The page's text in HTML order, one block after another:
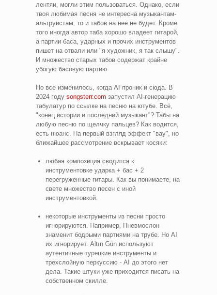
лентяи, могли этим пользоваться. Однако, если
твоя любимая песня не интересна музыкантам-
альтруистам, то и табов на нее не будет. Кроме
того иногда автор таба хорошо владеет гитарой,
а партии баса, ударных и прочих инструментов
пишет на отвали или "я художник, я так слышу".
И множество старых табов содержат крайне
убогую басовую партию.
Но все изменилось, когда AI проник и сюда. В
2024 году songsterr.com запустил AI-генерацию
табулатур по ссылке на песню на ютубе. Всё,
"конец истории и последний музыкант"? Табы на
любую песню по щелчку пальцев? Как водится,
есть нюанс. На первый взгляд эффект "вау", но
ближайшее рассмотрение вскрывает косяки:
любая композиция сводится к
инструментовке ударка + бас + 2
перегруженные гитары. Как вы понимаете, на
свете множество песен с иной
инструментовкой.
некоторые инструменты из песни просто
игнорируются. Например, Пневмослон
знаменит бодрыми партиями на трубе. Но AI
их игнорирует. Altın Gün используют
аутентичные турецкие инструменты и
трехслойную перкуссию - AI до этого нет
дела. Такие штуки уже приходится писать на
собственном скилле.